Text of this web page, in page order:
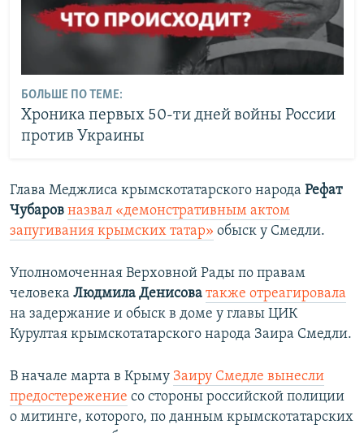
БОЛЬШЕ ПО ТЕМЕ:
Хроника первых 50-ти дней войны России
против Украины
Глава Меджлиса крымскотатарского народа Рефат
Чубаров назвал «демонстративным актом
запугивания крымских татар» обыск у Смедли.
Уполномоченная Верховной Рады по правам
человека Людмила Денисова также отреагировала
на задержание и обыск в доме у главы ЦИК
Курултая крымскотатарского народа Заира Смедли.
В начале марта в Крыму Заиру Смедле вынесли
предостережение со стороны российской полиции
о митинге, которого, по данным крымскотатарских